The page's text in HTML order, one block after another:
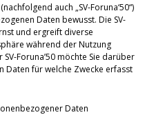
auch „SV-Foruna‘50“)
Daten bewusst. Die SV-
und ergreift diverse
während der Nutzung
Foruna’50 möchte Sie darüber
für welche Zwecke erfasst
Daten